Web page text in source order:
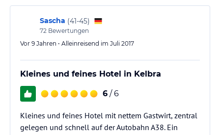
Sascha (41-45)
72 Bewertungen
Vor 9 Jahren • Alleinreisend im Juli 2017
Kleines und feines Hotel in Kelbra
6 / 6
Kleines und feines Hotel mit nettem Gastwirt, zentral
gelegen und schnell auf der Autobahn A38. Ein